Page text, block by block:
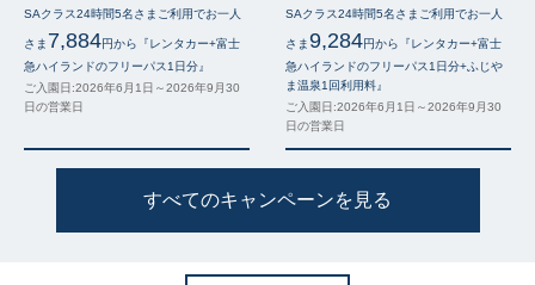
SAクラス24時間5名さまご利用でお一人
さま 7,884円から『レンタカー+富士
急ハイランドのフリーパス1日分』
ご入園日:2026年6月1日～2026年9月30
日の営業日
SAクラス24時間5名さまご利用でお一人
さま9,284円から『レンタカー+富士
急ハイランドのフリーパス1日分+ふじや
ま温泉1回利用料』
ご入園日:2026年6月1日～2026年9月30
日の営業日
すべてのキャンペーンを見る